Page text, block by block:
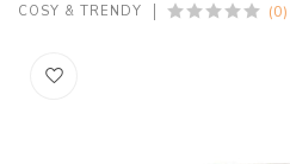
COSY & TRENDY (0)